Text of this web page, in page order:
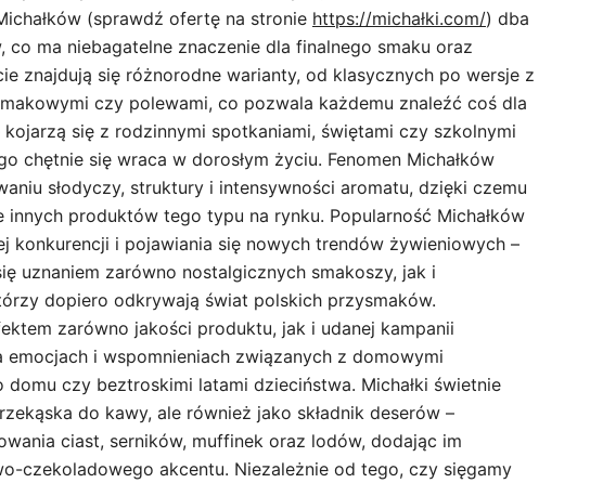
(sprawdź ofertę na stronie https://michałki.com/) dba
co ma niebagatelne znaczenie dla finalnego smaku oraz
znajdują się różnorodne warianty, od klasycznych po wersje z
czy polewami, co pozwala każdemu znaleźć coś dla
się z rodzinnymi spotkaniami, świętami czy szkolnymi
chętnie się wraca w dorosłym życiu. Fenomen Michałków
słodyczy, struktury i intensywności aromatu, dzięki czemu
produktów tego typu na rynku. Popularność Michałków
konkurencji i pojawiania się nowych trendów żywieniowych –
uznaniem zarówno nostalgicznych smakoszy, jak i
dopiero odkrywają świat polskich przysmaków.
zarówno jakości produktu, jak i udanej kampanii
i wspomnieniach związanych z domowymi
domu czy beztroskimi latami dzieciństwa. Michałki świetnie
do kawy, ale również jako składnik deserów –
ciast, serników, muffinek oraz lodów, dodając im
czekoladowego akcentu. Niezależnie od tego, czy sięgamy